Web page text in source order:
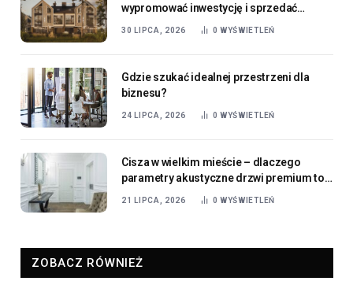
wypromować inwestycję i sprzedać
mieszkania?
30 LIPCA, 2026 0 WYŚWIETLEŃ
Gdzie szukać idealnej przestrzeni dla
biznesu?
24 LIPCA, 2026 0 WYŚWIETLEŃ
Cisza w wielkim mieście – dlaczego
parametry akustyczne drzwi premium to
dziś standard, a nie luksus?
21 LIPCA, 2026 0 WYŚWIETLEŃ
ZOBACZ RÓWNIEŻ